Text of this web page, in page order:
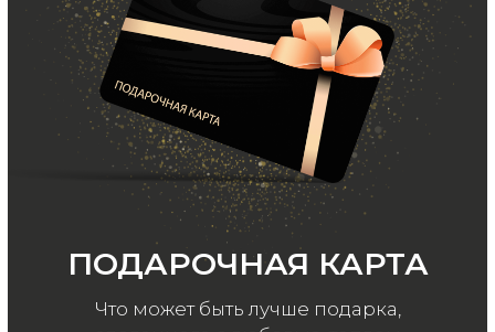
Скидка 10% за подписку
на Телеграм канал
Новинки, акции, подарки
и модный журнал — всё это
в нашем телеграмм канале:
MIR CASHMERE Official